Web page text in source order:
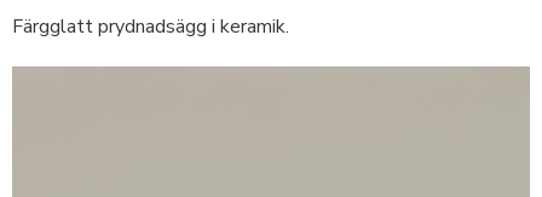
Färgglatt prydnadsägg i keramik.